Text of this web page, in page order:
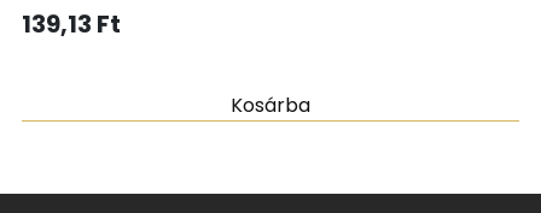
139,13 Ft
Kosárba